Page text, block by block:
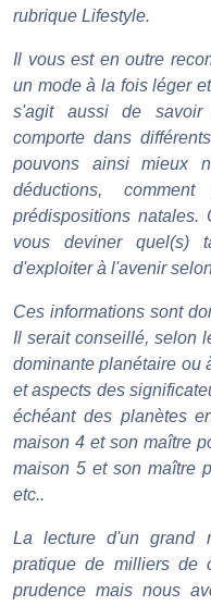
rubrique Lifestyle.
Il vous est en outre
un mode à la fois léger
s'agit aussi de
comporte dans
pouvons ainsi mieux
déductions,
prédispositions natales.
vous deviner quel(s)
d'exploiter à l'avenir
Ces informations sont
Il serait conseillé, selon
dominante planétaire ou
et aspects des
échéant des planètes
maison 4 et son maître
maison 5 et son maître
etc..
La lecture d'un grand
pratique de milliers de
prudence mais nous